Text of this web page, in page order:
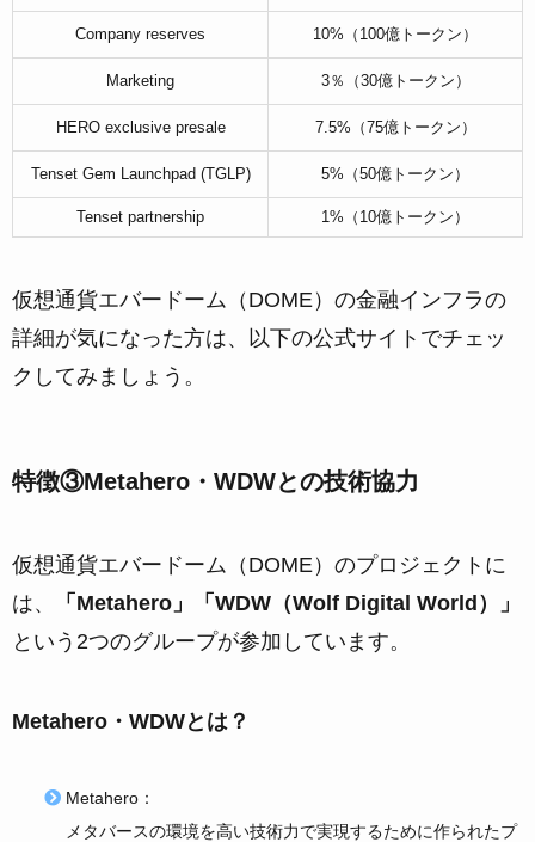
Company reserves 10%（100億トークン）
Marketing 3％（30億トークン）
HERO exclusive presale 7.5%（75億トークン）
Tenset Gem Launchpad (TGLP) 5%（50億トークン）
Tenset partnership 1%（10億トークン）
仮想通貨エバードーム（DOME）の金融インフラの
詳細が気になった方は、以下の公式サイトでチェッ
クしてみましょう。
特徴③Metahero・WDWとの技術協力
仮想通貨エバードーム（DOME）のプロジェクトに
は、
「Metahero」「WDW（Wolf Digital World）」
という2つのグループが参加しています。
Metahero・WDWとは？
Metahero：
メタバースの環境を高い技術力で実現するために作られたプ